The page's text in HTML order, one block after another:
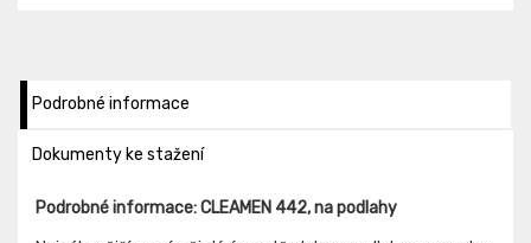
Podrobné informace
Dokumenty ke stažení
Podrobné informace: CLEAMEN 442, na podlahy